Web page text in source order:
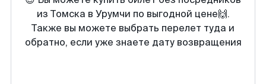
из Томска в Урумчи по выгодной цене🙌.
Также вы можете выбрать перелет туда и
обратно, если уже знаете дату возвращения